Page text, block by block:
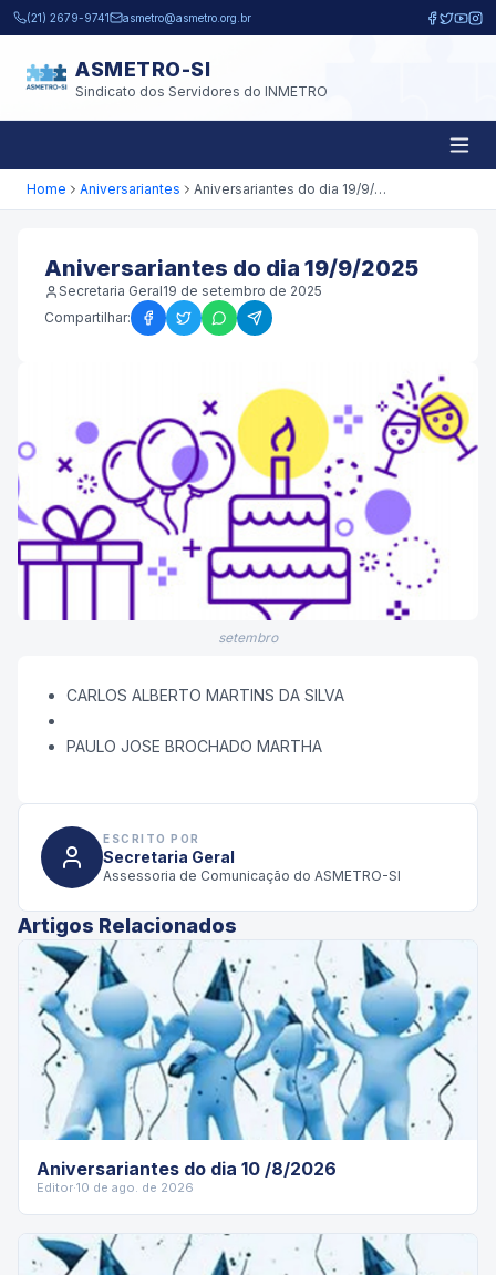
Pular para o conteúdo principal
(21) 2679-9741 asmetro@asmetro.org.br
ASMETRO-SI
Sindicato dos Servidores do INMETRO
Home Aniversariantes Aniversariantes do dia 19/9/2025
Aniversariantes do dia 19/9/2025
Secretaria Geral19 de setembro de 2025
Compartilhar:
setembro
CARLOS ALBERTO MARTINS DA SILVA
PAULO JOSE BROCHADO MARTHA
ESCRITO POR
Secretaria Geral
Assessoria de Comunicação do ASMETRO-SI
Artigos Relacionados
Aniversariantes do dia 10 /8/2026
Editor·10 de ago. de 2026